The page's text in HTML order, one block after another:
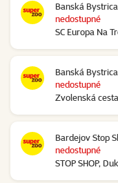
Banská
SC Europa Na
nedostupné
Banská
Zvolenská
nedostupné
Bardejov Stop
STOP SHOP,
nedostupné